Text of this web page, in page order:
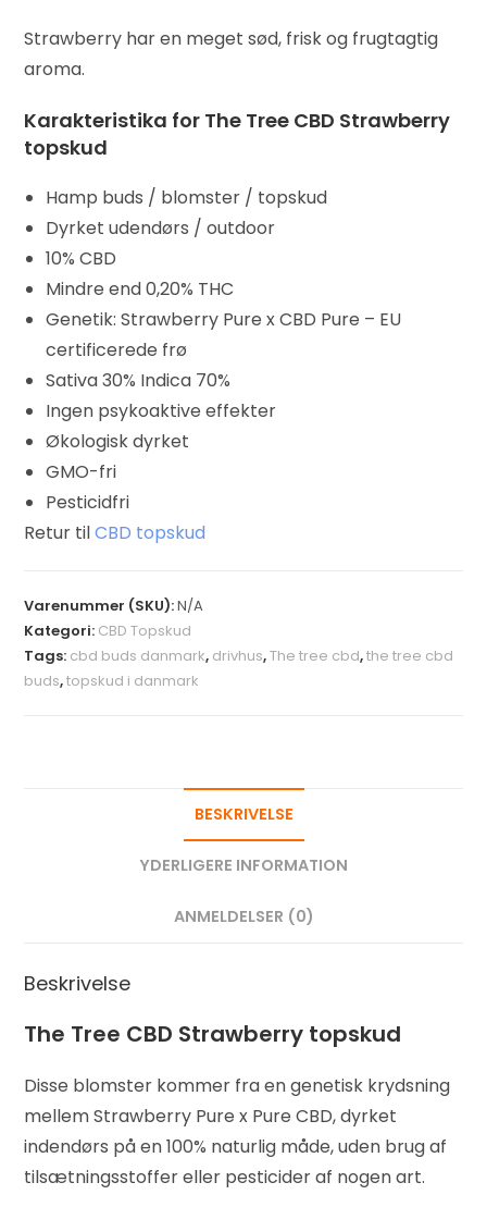
Strawberry har en meget sød, frisk og frugtagtig
aroma.
Karakteristika for The Tree CBD Strawberry
topskud
Hamp buds / blomster / topskud
Dyrket udendørs / outdoor
10% CBD
Mindre end 0,20% THC
Genetik: Strawberry Pure x CBD Pure – EU
certificerede frø
Sativa 30% Indica 70%
Ingen psykoaktive effekter
Økologisk dyrket
GMO-fri
Pesticidfri
Retur tilCBD topskud
Varenummer (SKU):N/A
Kategori: CBD Topskud
Tags: cbd buds danmark, drivhus,The tree cbd,the tree cbd
buds,topskud i danmark
BESKRIVELSE
YDERLIGERE INFORMATION
ANMELDELSER (0)
Beskrivelse
The Tree CBD Strawberry topskud
Disse blomster kommer fra en genetisk krydsning
mellem Strawberry Pure x Pure CBD, dyrket
indendørs på en 100% naturlig måde, uden brug af
tilsætningsstoffer eller pesticider af nogen art.